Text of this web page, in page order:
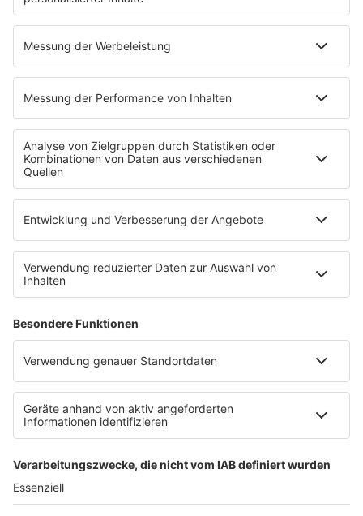
Die R.SA Muntermacher
Das R.SA Team
R.SA Lichtblick
MEHR R.SA
R.SA Veranstaltungstipps
R.SA App
Empfang
Jobbörse
SERVICE
Datenschutzeinstellungen
Nutzungsbedingungen
Teilnahmebedingungen
R.SA auf radioplayer.de
CLUBBEDINGUNGEN RADIO R.SA CLUB
Stromvergleich